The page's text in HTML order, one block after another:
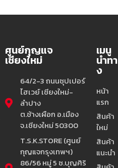
ศูนย์กุญแจ
เชียงใหม่
64/2-3 ถนนซุปเปอร์
ไฮเวย์ เชียงใหม่-
ลำปาง
ต.ช้างเผือก อ.เมือง
จ.เชียงใหม่ 50300
T.S.K.STORE (ศูนย์
กุญแจกรุงเทพฯ)
86/56 หมู่ 5 ซ.บุญศิริ
เมนู
นำทา
ง
หน้า
แรก
สินค้า
ใหม่
สินค้า
แนะนำ